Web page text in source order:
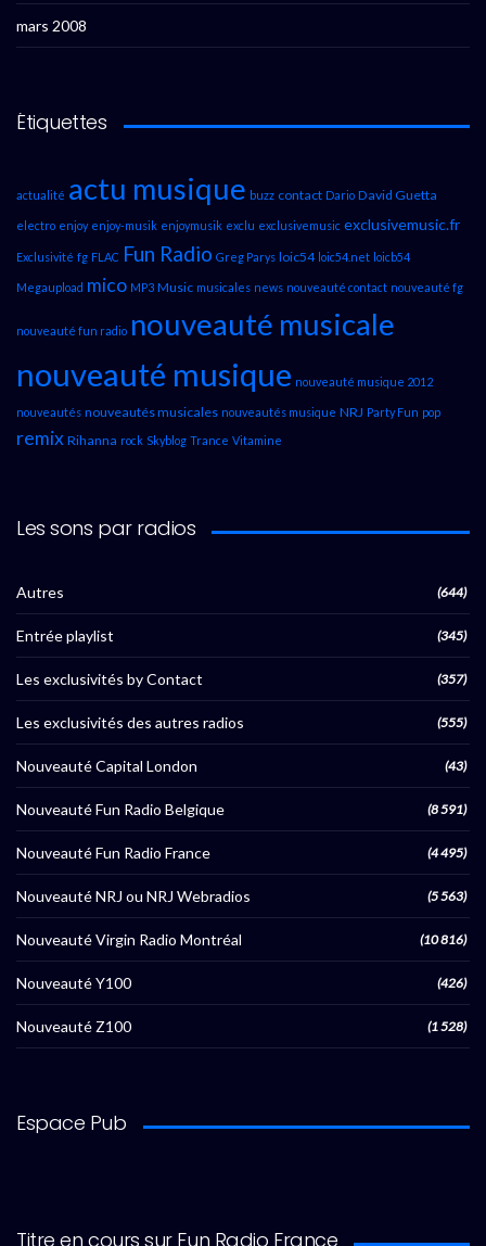
mars 2008
Étiquettes
actualité actu musique buzz contact Dario David Guetta
electro enjoy enjoy-musik enjoymusik exclu exclusivemusic exclusivemusic.fr
Exclusivité fg FLAC Fun Radio Greg Parys loic54 loic54.net loicb54
Megaupload mico MP3 Music musicales news nouveauté contact nouveauté fg
nouveauté fun radio nouveauté musicale
nouveauté musique nouveauté musique 2012
nouveautés nouveautés musicales nouveautés musique NRJ Party Fun pop
remix Rihanna rock Skyblog Trance Vitamine
Les sons par radios
Autres (644)
Entrée playlist (345)
Les exclusivités by Contact (357)
Les exclusivités des autres radios (555)
Nouveauté Capital London (43)
Nouveauté Fun Radio Belgique (8 591)
Nouveauté Fun Radio France (4 495)
Nouveauté NRJ ou NRJ Webradios (5 563)
Nouveauté Virgin Radio Montréal (10 816)
Nouveauté Y100 (426)
Nouveauté Z100 (1 528)
Espace Pub
Titre en cours sur Fun Radio France